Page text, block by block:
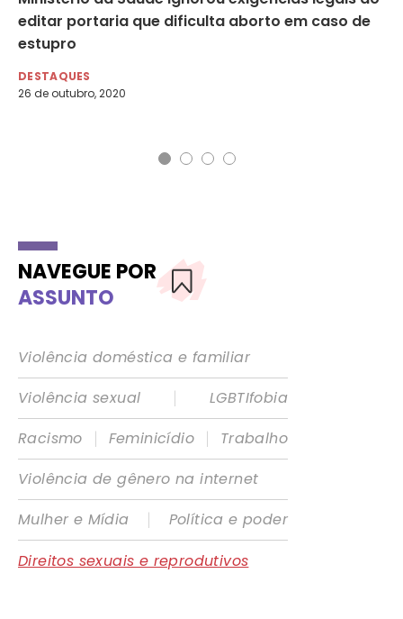
editar portaria que dificulta aborto em caso de
estupro
DESTAQUES
26 de outubro, 2020
NAVEGUE POR
ASSUNTO
Violência doméstica e familiar
Violência sexual
|
LGBTIfobia
Racismo
| Feminicídio |
Trabalho
Violência de gênero na internet
Mulher e Mídia
|
Política e poder
Direitos sexuais e reprodutivos